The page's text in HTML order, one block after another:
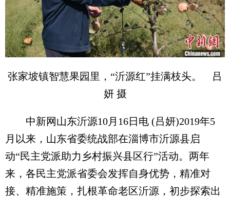
张家坡镇智慧果园里，“沂源红”挂满枝头。 吕
妍 摄
中新网山东沂源10月16日电 (吕妍)2019年5
月以来，山东省委统战部在淄博市沂源县启
动“民主党派助力乡村振兴县区行”活动。两年
来，各民主党派省委会发挥自身优势，精准对
接、精准施策，扎根革命老区沂源，初步探索出